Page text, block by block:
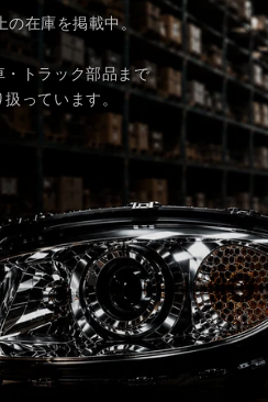
在庫を掲載中。
・トラック部品まで
っています。